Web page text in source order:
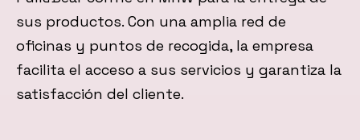
sus productos. Con una amplia red de
oficinas y puntos de recogida, la empresa
facilita el acceso a sus servicios y garantiza la
satisfacción del cliente.